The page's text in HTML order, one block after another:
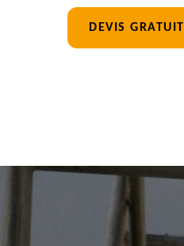
DEVIS GRATUIT